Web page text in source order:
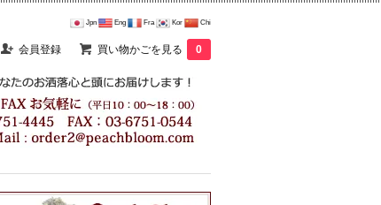
Jpn Eng Fra Kor Chi
会員登録 買い物かごを見る 0